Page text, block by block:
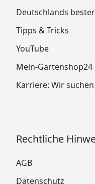
Deutschlands
Tipps & Tricks
YouTube
Mein-Gartenshop24
Karriere: Wir suchen
Rechtliche
AGB
Datenschutz